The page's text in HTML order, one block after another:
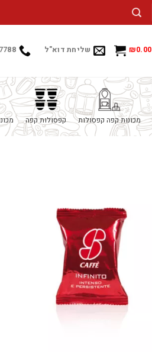
₪0.00 שליחת דוא"ל
מכונות קפה קפסולות קפסולות קפה